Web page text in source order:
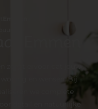
Emmen
zorgt ervoor dat jouw
en wensen. Bij
we complete
detail en natuurlijke